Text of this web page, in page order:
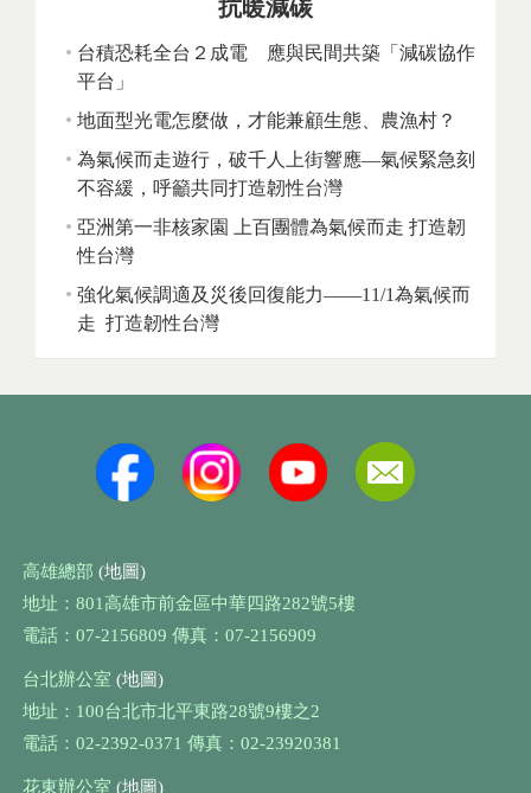
抗暖減碳
台積恐耗全台２成電 應與民間共築「減碳協作
平台」
地面型光電怎麼做，才能兼顧生態、農漁村？
為氣候而走遊行，破千人上街響應—氣候緊急刻
不容緩，呼籲共同打造韌性台灣
亞洲第一非核家園 上百團體為氣候而走 打造韌
性台灣
強化氣候調適及災後回復能力——11/1為氣候而
走 打造韌性台灣
高雄總部 (地圖)
地址：801高雄市前金區中華四路282號5樓
電話：07-2156809 傳真：07-2156909
台北辦公室 (地圖)
地址：100台北市北平東路28號9樓之2
電話：02-2392-0371 傳真：02-23920381
花東辦公室 (地圖)